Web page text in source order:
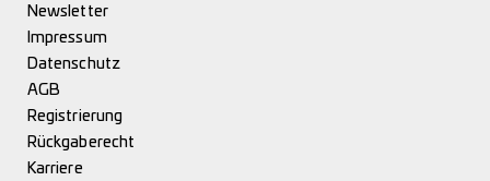
Newsletter
Impressum
Datenschutz
AGB
Registrierung
Rückgaberecht
Karriere